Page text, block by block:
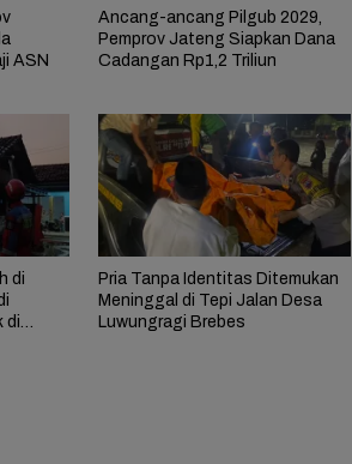
ASN
Ancang-ancang Pilgub 2029,
Pemprov Jateng Siapkan Dana
Cadangan Rp1,2 Triliun
di
di
Pria Tanpa Identitas Ditemukan
Meninggal di Tepi Jalan Desa
Luwungragi Brebes